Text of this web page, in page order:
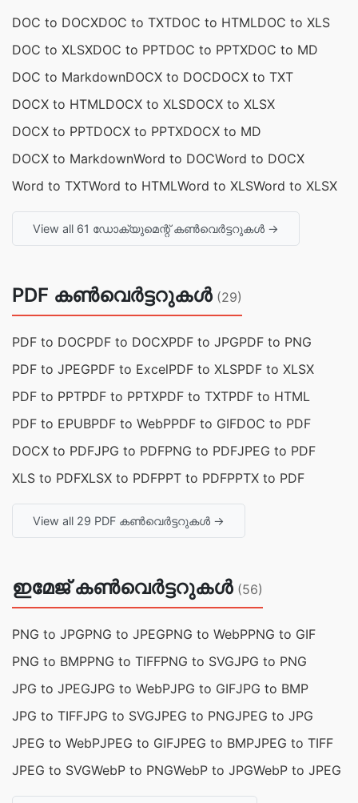
DOC to DOCXDOC to TXTDOC to HTMLDOC to XLS
DOC to XLSXDOC to PPTDOC to PPTXDOC to MD
DOC to MarkdownDOCX to DOCDOCX to TXT
DOCX to HTMLDOCX to XLSDOCX to XLSX
DOCX to PPTDOCX to PPTXDOCX to MD
DOCX to MarkdownWord to DOCWord to DOCX
Word to TXTWord to HTMLWord to XLSWord to XLSX
View all 61 ഡോക്യുമെന്റ് കൺവെർട്ടറുകൾ →
PDF കൺവെർട്ടറുകൾ (29)
PDF to DOCPDF to DOCXPDF to JPGPDF to PNG
PDF to JPEGPDF to ExcelPDF to XLSPDF to XLSX
PDF to PPTPDF to PPTXPDF to TXTPDF to HTML
PDF to EPUBPDF to WebPPDF to GIFDOC to PDF
DOCX to PDFJPG to PDFPNG to PDFJPEG to PDF
XLS to PDFXLSX to PDFPPT to PDFPPTX to PDF
View all 29 PDF കൺവെർട്ടറുകൾ →
ഇമേജ് കൺവെർട്ടറുകൾ (56)
PNG to JPGPNG to JPEGPNG to WebPPNG to GIF
PNG to BMPPNG to TIFFPNG to SVGJPG to PNG
JPG to JPEGJPG to WebPJPG to GIFJPG to BMP
JPG to TIFFJPG to SVGJPEG to PNGJPEG to JPG
JPEG to WebPJPEG to GIFJPEG to BMPJPEG to TIFF
JPEG to SVGWebP to PNGWebP to JPGWebP to JPEG